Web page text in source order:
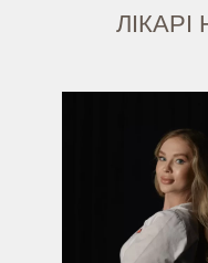
ЛІКАРІ